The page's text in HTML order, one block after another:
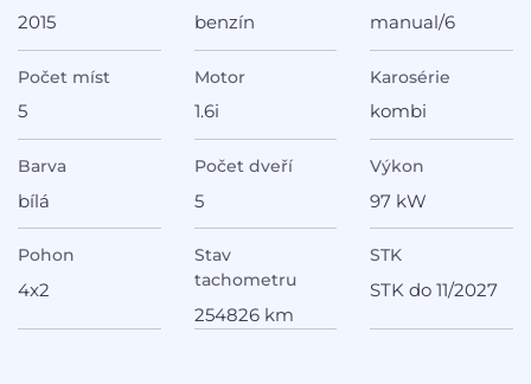
2015 benzín manual/6
Počet míst
5
Motor
1.6i
Karosérie
kombi
Barva
bílá
Počet dveří
5
Výkon
97 kW
Pohon
4x2
Stav
tachometru
254826 km
STK
STK do 11/2027